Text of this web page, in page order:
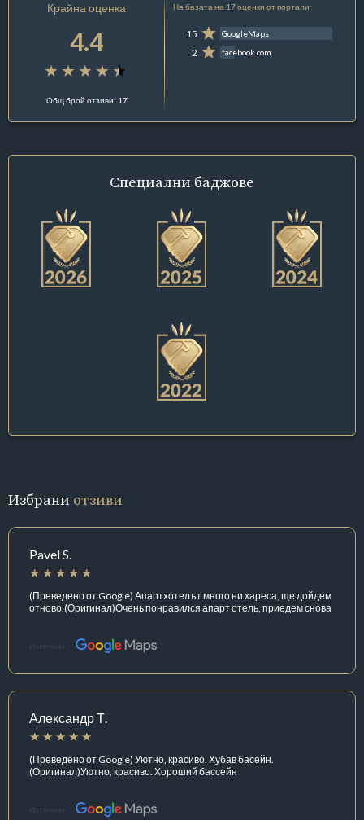
Крайна оценка
4.4
Общ брой отзиви: 17
На базата на 17 оценки от портали:
15 GoogleMaps
2 facebook.com
Специални баджове
Избрани отзиви
Pavel S.
(Преведено от Google) Апартхотелът много ни хареса, ще дойдем
отново.(Оригинал)Очень понравился апарт отель, приедем снова
Източник:
Александр Т.
(Преведено от Google) Уютно, красиво. Хубав басейн.
(Оригинал)Уютно, красиво. Хороший бассейн
Източник: